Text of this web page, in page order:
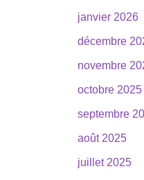
janvier 2026
décembre
novembre
octobre 2025
septembre
août 2025
juillet 2025